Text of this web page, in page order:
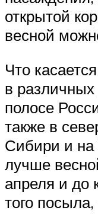
открытой
весной
Что
в различных
полосе
также в
Сибири и на
лучше
апреля и до
того